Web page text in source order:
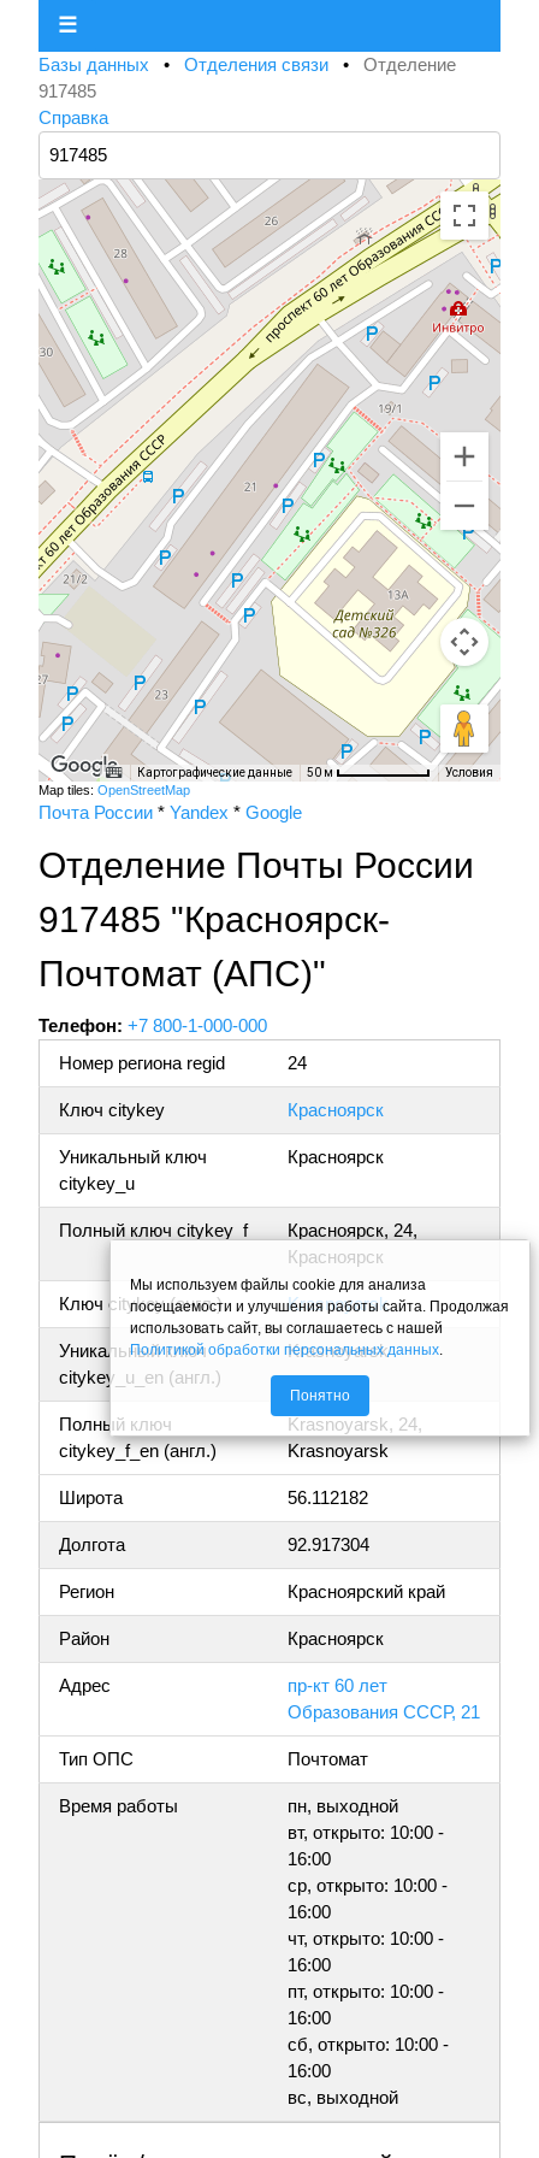
☰
Базы данных • Отделения связи • Отделение
917485
Справка
Картографические данные 50 м Условия
Map tiles: OpenStreetMap
Почта России * Yandex * Google
Отделение Почты России
917485 "Красноярск-
Почтомат (АПС)"
Телефон: +7 800-1-000-000
Номер региона regid
24
Ключ citykey Красноярск
Уникальный ключ
citykey_u
Красноярск
Полный ключ citykey_f
Красноярск, 24,
Красноярск
Ключ citykey (англ.) Krasnoyarsk
Уникальный ключ
citykey_u_en (англ.)
Krasnoyarsk
Полный ключ
citykey_f_en (англ.)
Krasnoyarsk, 24,
Krasnoyarsk
Широта 56.112182
Долгота 92.917304
Регион Красноярский край
Район Красноярск
Адрес
пр-кт 60 лет
Образования СССР, 21
Тип ОПС Почтомат
Время работы
пн, выходной
вт, открыто: 10:00 -
16:00
ср, открыто: 10:00 -
16:00
чт, открыто: 10:00 -
16:00
пт, открыто: 10:00 -
16:00
сб, открыто: 10:00 -
16:00
вс, выходной
Мы используем файлы cookie для анализа
посещаемости и улучшения работы сайта. Продолжая
использовать сайт, вы соглашаетесь с нашей
Политикой обработки персональных данных.
Понятно